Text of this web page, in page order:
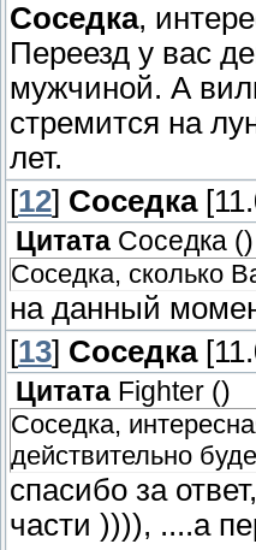
Соседка,
Переезд у вас
мужчиной. А
стремится на
лет.
[12] Соседка
Цитата Соседка ()
Соседка, сколько
на данный
[13] Соседка
Цитата Fighter ()
Соседка,
действительно
спасибо за
части )))), ....а